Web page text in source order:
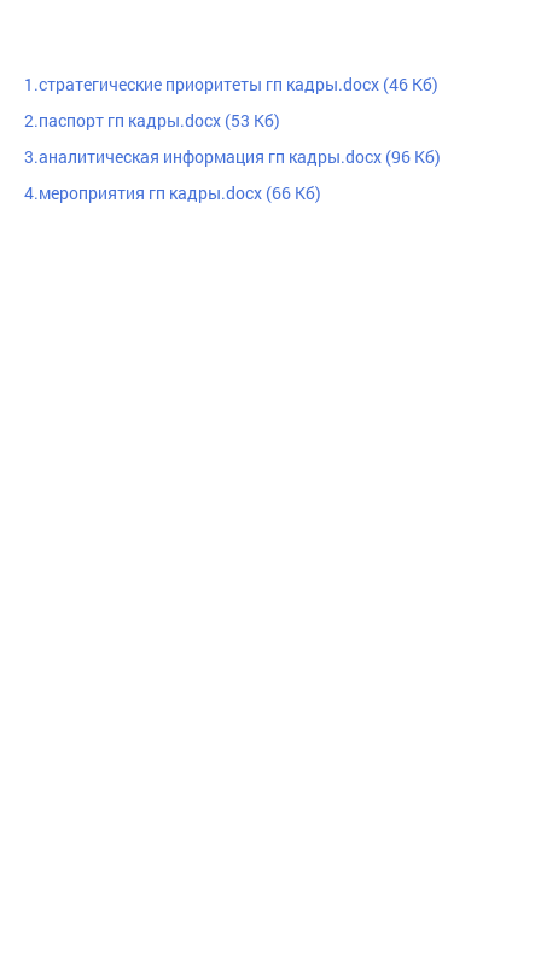
1.стратегические приоритеты гп кадры.docx (46 Кб)
2.паспорт гп кадры.docx (53 Кб)
3.аналитическая информация гп кадры.docx (96 Кб)
4.мероприятия гп кадры.docx (66 Кб)